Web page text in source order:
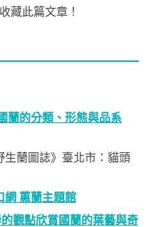
藏此篇文章！
蘭的分類、形態與品系
蘭圖誌》臺北市：貓頭
網 蕙蘭主題館
觀點欣賞國蘭的葉藝與奇